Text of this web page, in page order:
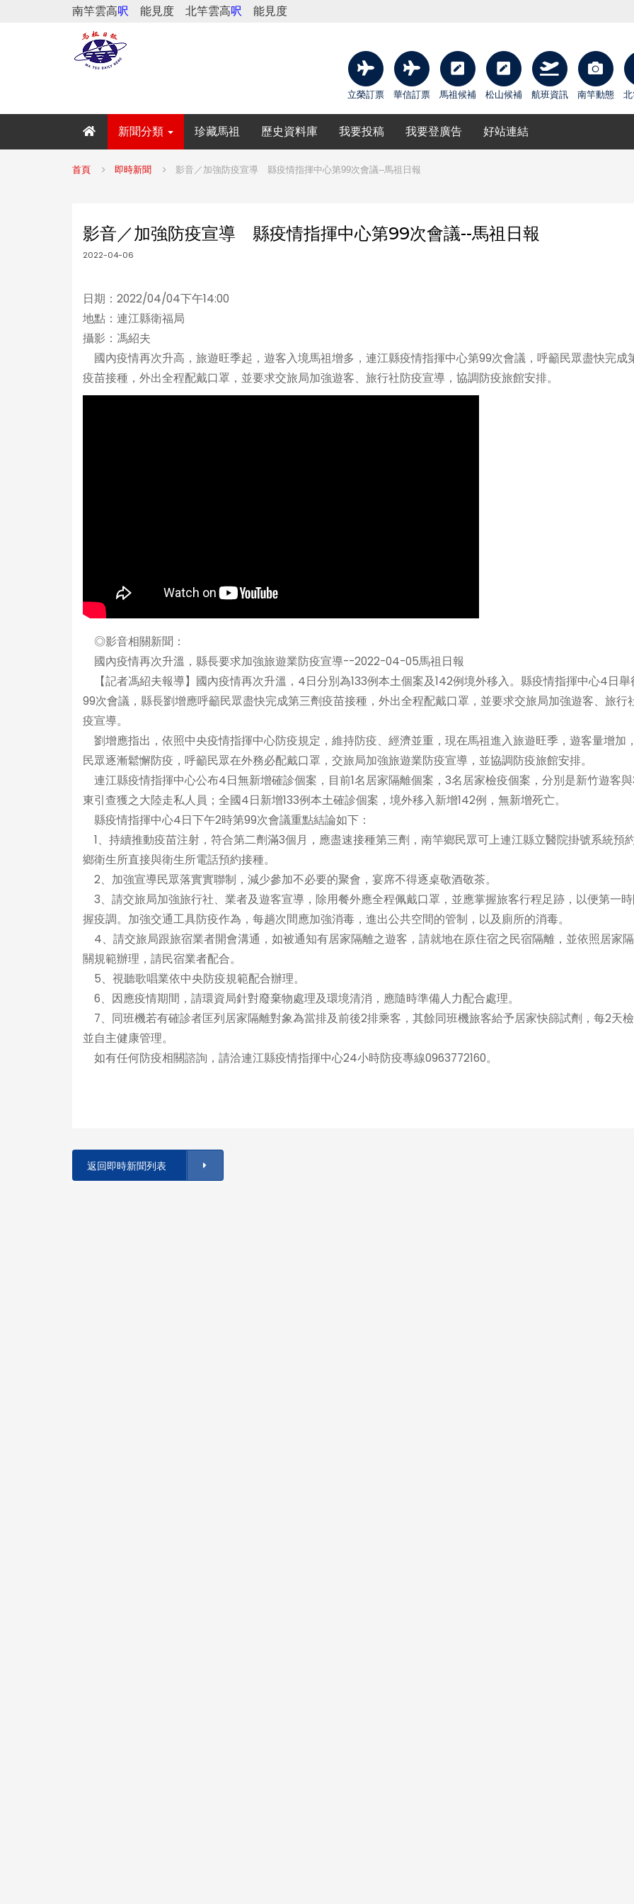
南竿雲高呎 能見度 北竿雲高呎 能見度
立榮訂票 華信訂票 馬祖候補 松山候補 航班資訊 南竿動態
新聞分類 珍藏馬祖 歷史資料庫 我要投稿 我要登廣告 好站連結
首頁 即時新聞 影音／加強防疫宣導 縣疫情指揮中心第99次會議--馬祖日報
影音／加強防疫宣導 縣疫情指揮中心第99次會議--馬祖日報
2022-04-06
日期：2022/04/04下午14:00
地點：連江縣衛福局
攝影：馮紹夫
國內疫情再次升高，旅遊旺季起，遊客入境馬祖增多，連江縣疫情指揮中心第99次會議，呼籲民眾盡快完成
疫苗接種，外出全程配戴口罩，並要求交旅局加強遊客、旅行社防疫宣導，協調防疫旅館安排。
◎影音相關新聞：
國內疫情再次升溫，縣長要求加強旅遊業防疫宣導--2022-04-05馬祖日報
【記者馮紹夫報導】國內疫情再次升溫，4日分別為133例本土個案及142例境外移入。縣疫情指揮中心4日舉
99次會議，縣長劉增應呼籲民眾盡快完成第三劑疫苗接種，外出全程配戴口罩，並要求交旅局加強遊客、旅行
疫宣導。
劉增應指出，依照中央疫情指揮中心防疫規定，維持防疫、經濟並重，現在馬祖進入旅遊旺季，遊客量增加
民眾逐漸鬆懈防疫，呼籲民眾在外務必配戴口罩，交旅局加強旅遊業防疫宣導，並協調防疫旅館安排。
連江縣疫情指揮中心公布4日無新增確診個案，目前1名居家隔離個案，3名居家檢疫個案，分別是新竹遊客
東引查獲之大陸走私人員；全國4日新增133例本土確診個案，境外移入新增142例，無新增死亡。
縣疫情指揮中心4日下午2時第99次會議重點結論如下：
1、持續推動疫苗注射，符合第二劑滿3個月，應盡速接種第三劑，南竿鄉民眾可上連江縣立醫院掛號系統預
鄉衛生所直接與衛生所電話預約接種。
2、加強宣導民眾落實實聯制，減少參加不必要的聚會，宴席不得逐桌敬酒敬茶。
3、請交旅局加強旅行社、業者及遊客宣導，除用餐外應全程佩戴口罩，並應掌握旅客行程足跡，以便第一
握疫調。加強交通工具防疫作為，每趟次間應加強消毒，進出公共空間的管制，以及廁所的消毒。
4、請交旅局跟旅宿業者開會溝通，如被通知有居家隔離之遊客，請就地在原住宿之民宿隔離，並依照居家
關規範辦理，請民宿業者配合。
5、視聽歌唱業依中央防疫規範配合辦理。
6、因應疫情期間，請環資局針對廢棄物處理及環境清消，應隨時準備人力配合處理。
7、同班機若有確診者匡列居家隔離對象為當排及前後2排乘客，其餘同班機旅客給予居家快篩試劑，每2天
並自主健康管理。
如有任何防疫相關諮詢，請洽連江縣疫情指揮中心24小時防疫專線0963772160。
返回即時新聞列表